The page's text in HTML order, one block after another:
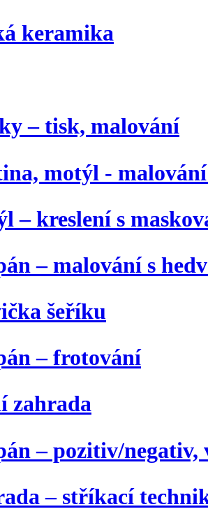
keramika
– tisk, malování
motýl -
– kreslení s
– malování s
šeříku
– frotování
zahrada
– pozitiv/negativ,
– stříkací